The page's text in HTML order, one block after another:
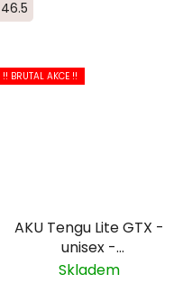
46.5
!! BRUTAL AKCE !!
AKU Tengu Lite GTX -
unisex -
černá/oranžová
Skladem